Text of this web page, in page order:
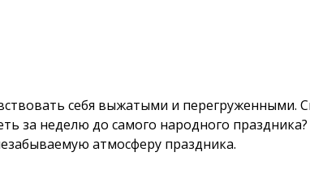
себя выжатыми и перегруженными.
за неделю до самого народного
атмосферу праздника.